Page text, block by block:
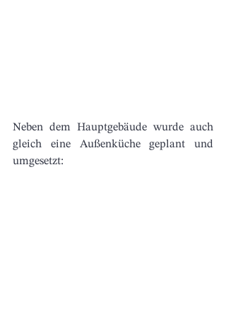
Neben dem Hauptgebäude wurde auch
gleich eine Außenküche geplant und
umgesetzt: